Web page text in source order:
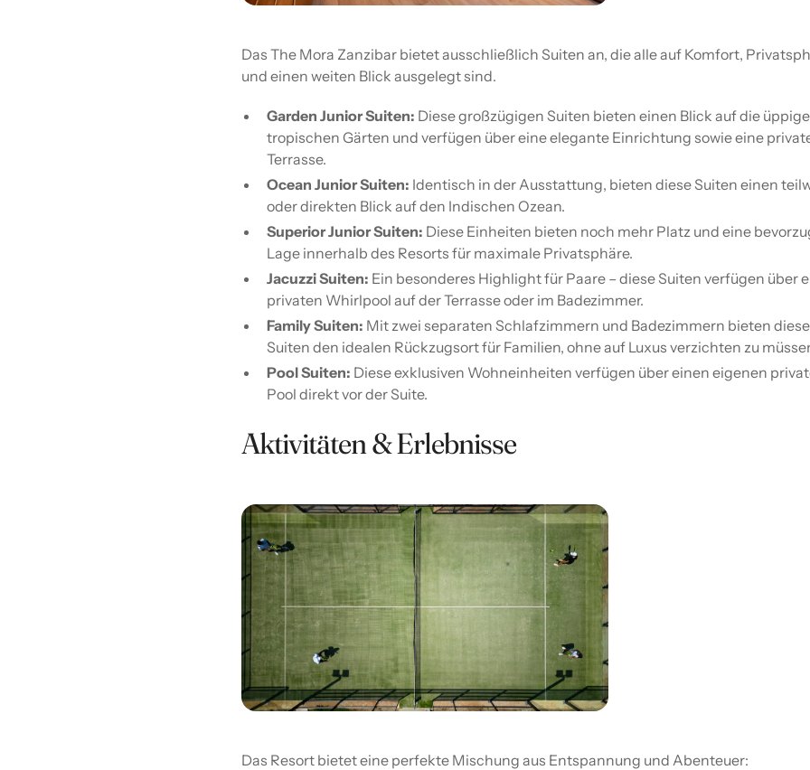
Das The Mora Zanzibar bietet ausschließlich Suiten an, die alle auf Komfort,
und einen weiten Blick ausgelegt sind.
Garden Junior Suiten: Diese großzügigen Suiten bieten einen Blick auf die
tropischen Gärten und verfügen über eine elegante Einrichtung sowie eine
Terrasse.
Ocean Junior Suiten: Identisch in der Ausstattung, bieten diese Suiten einen
oder direkten Blick auf den Indischen Ozean.
Superior Junior Suiten: Diese Einheiten bieten noch mehr Platz und eine
Lage innerhalb des Resorts für maximale Privatsphäre.
Jacuzzi Suiten: Ein besonderes Highlight für Paare – diese Suiten verfügen über
privaten Whirlpool auf der Terrasse oder im Badezimmer.
Family Suiten: Mit zwei separaten Schlafzimmern und Badezimmern bieten diese
Suiten den idealen Rückzugsort für Familien, ohne auf Luxus verzichten zu
Pool Suiten: Diese exklusiven Wohneinheiten verfügen über einen eigenen
Pool direkt vor der Suite.
Aktivitäten & Erlebnisse
Das Resort bietet eine perfekte Mischung aus Entspannung und Abenteuer: